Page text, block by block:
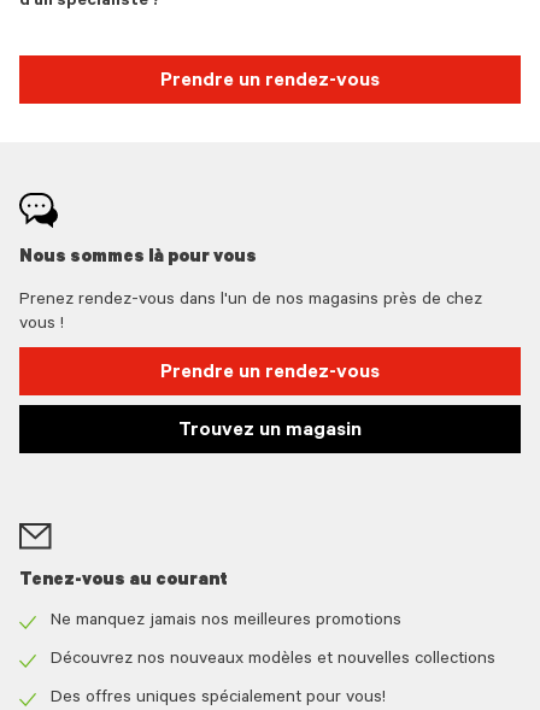
Prendre un rendez-vous
Nous sommes là pour vous
Prenez rendez-vous dans l'un de nos magasins près de chez
vous !
Prendre un rendez-vous
Trouvez un magasin
Tenez-vous au courant
icon
Ne manquez jamais nos meilleures promotions
icon
Découvrez nos nouveaux modèles et nouvelles collections
Des offres uniques spécialement pour vous!